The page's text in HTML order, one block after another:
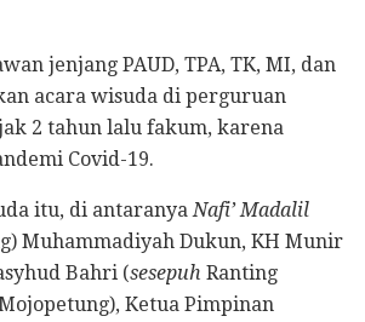
jenjang PAUD, TPA, TK, MI, dan
acara wisuda di perguruan
2 tahun lalu fakum, karena
Covid-19.
itu, di antaranya Nafi’ Madalil
Muhammadiyah Dukun, KH Munir
Bahri (sesepuh Ranting
Ketua Pimpinan